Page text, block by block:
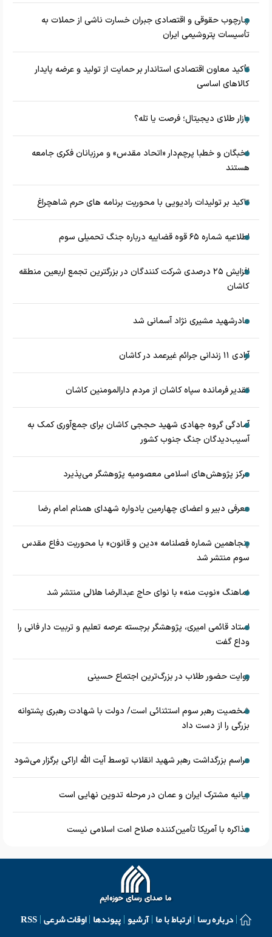
چارچوب حقوقی و اقتصادی جبران خسارت ناشی از حملات به
تأسیسات پتروشیمی ایران
تأکید معاون اقتصادی استاندار بر حمایت از تولید و عرضه پایدار
کالاهای اساسی
بازار طلای دیجیتال؛ فرصت یا تله؟
نخبگان و خطبا پرچم‌دار «اتحاد مقدس» و مرزبانان فکری جامعه
هستند
تاکید بر تولیدات رادیویی با محوریت برنامه های حرم شاهچراغ
اطلاعیه شماره ۶۵ قوه قضاییه درباره جنگ تحمیلی سوم
افزایش ۲۵ درصدی شرکت کنندگان در بزرگترین تجمع اربعین منطقه
کاشان
مادرشهید مشیری نژاد آسمانی شد
آزادی ۱۱ زندانی جرائم غیرعمد در کاشان
تقدیر فرمانده سپاه کاشان از مردم دارالمومنین کاشان
آمادگی گروه جهادی شهید حججی کاشان برای جمع‌آوری کمک به
آسیب‌دیدگان جنگ جنوب کشور
مرکز پژوهش‌های اسلامی معصومیه پژوهشگر می‌پذیرد
معرفی دبیر و اعضای چهارمین یادواره شهدای همنام امام رضا
پنجاهمین شماره فصلنامه «دین و قانون» با محوریت دفاع مقدس
سوم منتشر شد
نماهنگ «نوبت منه» با نوای حاج عبدالرضا هلالی منتشر شد
استاد قائمی امیری، پژوهشگر برجسته عرصه تعلیم و تربیت دار فانی را
وداع گفت
روایت حضور طلاب در بزرگ‌ترین اجتماع حسینی
شخصیت رهبر سوم استثنائی است/ دولت با شهادت رهبری پشتوانه
بزرگی را از دست داد
مراسم بزرگداشت رهبر شهید انقلاب توسط آیت الله اراکی برگزار می‌شود
بیانیه مشترک ایران و عمان در مرحله تدوین نهایی است
مذاکره با آمریکا تأمین‌کننده صلاح امت اسلامی نیست
درباره رسا ارتباط با ما آرشیو پیوندها اوقات شرعی RSS